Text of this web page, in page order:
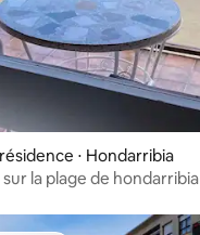
⋅ Hondarribia
la plage de hondarribia